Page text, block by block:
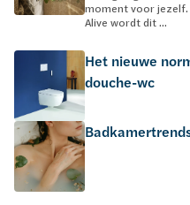
moment voor jezelf.
Alive wordt dit ...
Het nieuwe
douche-wc